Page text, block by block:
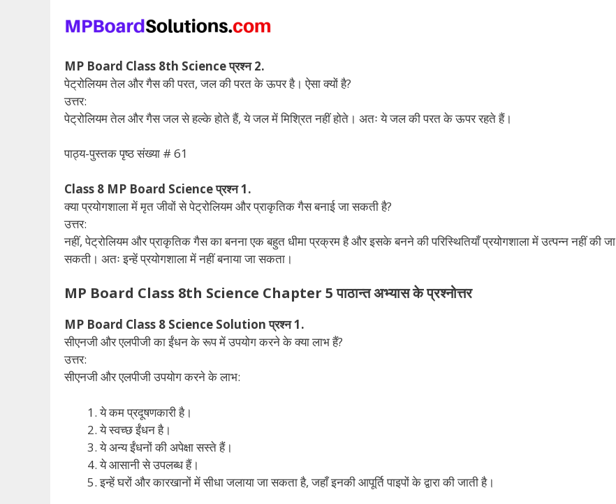
MP Board Class 8th Science प्रश्न 2.
पेट्रोलियम तेल और गैस की परत, जल की परत के ऊपर है। ऐसा क्यों है?
उत्तर:
पेट्रोलियम तेल और गैस जल से हल्के होते हैं, ये जल में मिश्रित नहीं होते। अतः ये जल की परत के ऊपर रहते हैं।
पाठ्य-पुस्तक पृष्ठ संख्या # 61
Class 8 MP Board Science प्रश्न 1.
क्या प्रयोगशाला में मृत जीवों से पेट्रोलियम और प्राकृतिक गैस बनाई जा सकती है?
उत्तर:
नहीं, पेट्रोलियम और प्राकृतिक गैस का बनना एक बहुत धीमा प्रक्रम है और इसके बनने की परिस्थितियाँ प्रयोगशाला में उत्पन्न नहीं की जा
सकती। अतः इन्हें प्रयोगशाला में नहीं बनाया जा सकता।
MP Board Class 8th Science Chapter 5 पाठान्त अभ्यास के प्रश्नोत्तर
MP Board Class 8 Science Solution प्रश्न 1.
सीएनजी और एलपीजी का ईंधन के रूप में उपयोग करने के क्या लाभ हैं?
उत्तर:
सीएनजी और एलपीजी उपयोग करने के लाभ:
ये कम प्रदूषणकारी है।
ये स्वच्छ ईंधन है।
ये अन्य ईंधनों की अपेक्षा सस्ते हैं।
ये आसानी से उपलब्ध हैं।
इन्हें घरों और कारखानों में सीधा जलाया जा सकता है, जहाँ इनकी आपूर्ति पाइपों के द्वारा की जाती है।